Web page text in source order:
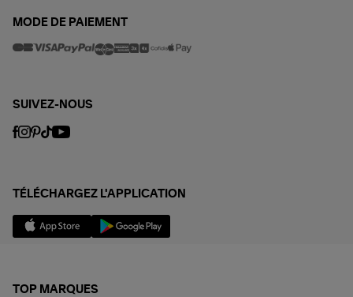
MODE DE PAIEMENT
SUIVEZ-NOUS
TÉLÉCHARGEZ L'APPLICATION
TOP MARQUES